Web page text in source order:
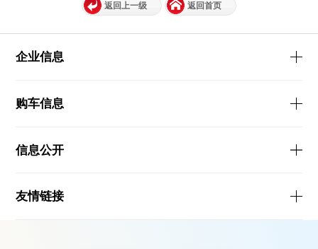
返回上一级 返回首页
企业信息
购车信息
信息公开
友情链接